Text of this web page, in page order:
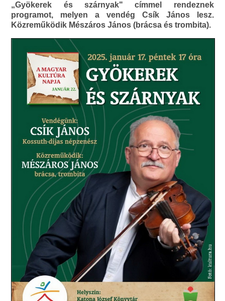
„Gyökerek és szárnyak" címmel rendeznek
programot, melyen a vendég Csík János lesz.
Közreműködik Mészáros János (brácsa és trombita).